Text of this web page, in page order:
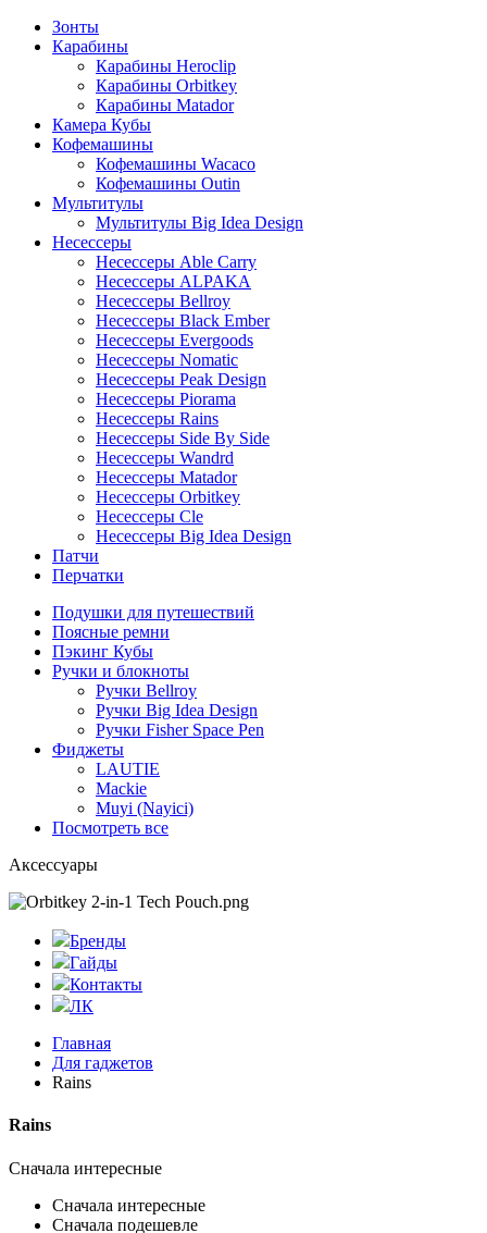
Зонты
Карабины
Карабины Heroclip
Карабины Orbitkey
Карабины Matador
Камера Кубы
Кофемашины
Кофемашины Wacaco
Кофемашины Outin
Мультитулы
Мультитулы Big Idea Design
Несессеры
Несессеры Able Carry
Несессеры ALPAKA
Несессеры Bellroy
Несессеры Black Ember
Несессеры Evergoods
Несессеры Nomatic
Несессеры Peak Design
Несессеры Piorama
Несессеры Rains
Несессеры Side By Side
Несессеры Wandrd
Несессеры Matador
Несессеры Orbitkey
Несессеры Cle
Несессеры Big Idea Design
Патчи
Перчатки
Подушки для путешествий
Поясные ремни
Пэкинг Кубы
Ручки и блокноты
Ручки Bellroy
Ручки Big Idea Design
Ручки Fisher Space Pen
Фиджеты
LAUTIE
Mackie
Muyi (Nayici)
Посмотреть все
Аксессуары
Бренды
Гайды
Контакты
ЛК
Главная
Для гаджетов
Rains
Rains
Сначала интересные
Сначала интересные
Сначала подешевле